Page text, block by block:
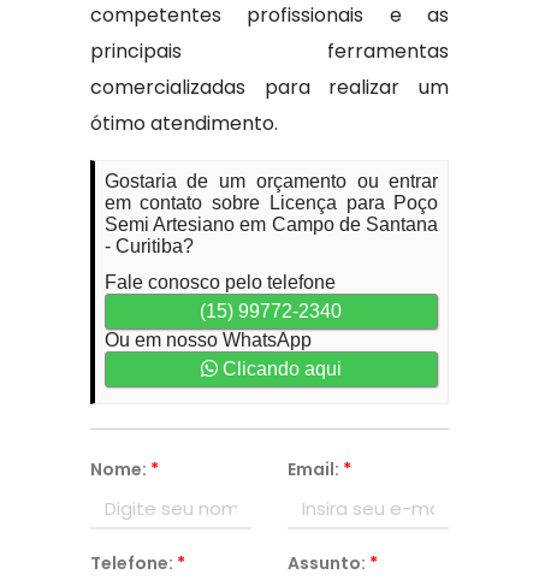
competentes profissionais e as
principais ferramentas
comercializadas para realizar um
ótimo atendimento.
Gostaria de um orçamento ou entrar
em contato sobre Licença para Poço
Semi Artesiano em Campo de Santana
- Curitiba?
Fale conosco pelo telefone
(15) 99772-2340
Ou em nosso WhatsApp
Clicando aqui
Nome: * Email: *
Telefone: * Assunto: *